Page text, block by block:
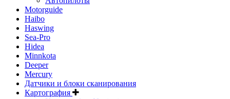
Motorguide
Haibo
Haswing
Sea-Pro
Hidea
Minnkota
Deeper
Mercury
Датчики и блоки сканирования
Картография